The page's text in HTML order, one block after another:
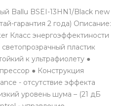
Ballu BSEI-13HN1/Black new
гарантия 2 года) Описание:
Класс энергоэффектиности
пластик
к ультрафиолету ●
● Конструкция
- отсутствие эффекта
уровень шума – (21 дБ